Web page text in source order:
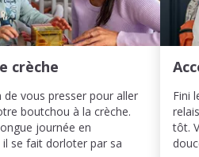
crèche
de vous presser pour aller
boutchou à la crèche.
journée en
se fait dorloter par sa
Fini
tôt.